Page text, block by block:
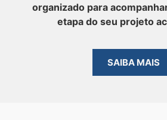
organizado para
etapa do seu projeto
SAIBA MAIS